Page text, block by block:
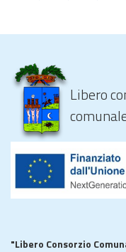
Libero
"Libero Consorzio